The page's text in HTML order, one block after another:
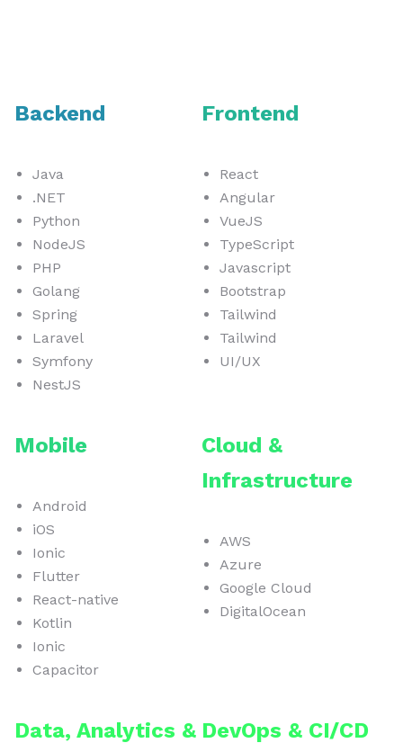
Backend
Java
.NET
Python
NodeJS
PHP
Golang
Spring
Laravel
Symfony
NestJS
Frontend
React
Angular
VueJS
TypeScript
Javascript
Bootstrap
Tailwind
Tailwind
UI/UX
Mobile
Android
iOS
Ionic
Flutter
React-native
Kotlin
Ionic
Capacitor
Cloud &
Infrastructure
AWS
Azure
Google Cloud
DigitalOcean
Data, Analytics & DevOps & CI/CD